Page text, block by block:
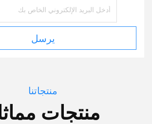
يرسل
منتجاتنا
منتجات